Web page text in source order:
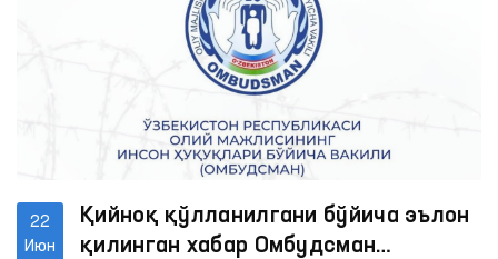
22
Июн
Қийноқ қўлланилгани бўйича эълон
қилинган хабар Омбудсман